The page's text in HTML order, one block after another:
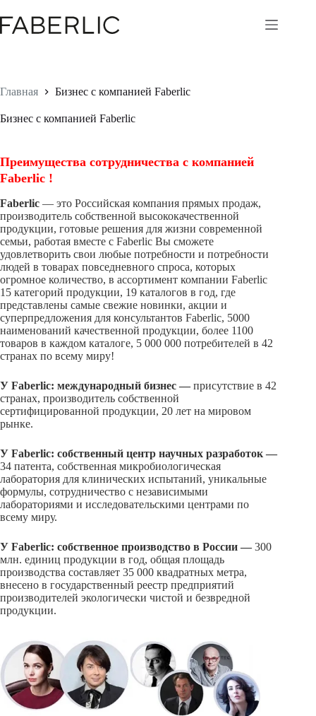
к
сути
Главная Бизнес с компанией Faberlic
Бизнес с компанией Faberlic
Преимущества сотрудничества с компанией
Faberlic !
Faberlic — это Российская компания прямых продаж,
производитель собственной высококачественной
продукции, готовые решения для жизни современной
семьи, работая вместе с Faberlic Вы сможете
удовлетворить свои любые потребности и потребности
людей в товарах повседневного спроса, которых
огромное количество, в ассортимент компании Faberlic
15 категорий продукции, 19 каталогов в год, где
представлены самые свежие новинки, акции и
суперпредложения для консультантов Faberlic, 5000
наименований качественной продукции, более 1100
товаров в каждом каталоге, 5 000 000 потребителей в 42
странах по всему миру!
У Faberlic: международный бизнес — присутствие в 42
странах, производитель собственной
сертифицированной продукции, 20 лет на мировом
рынке.
У Faberlic: собственный центр научных разработок —
34 патента, собственная микробиологическая
лаборатория для клинических испытаний, уникальные
формулы, сотрудничество с независимыми
лабораториями и исследовательскими центрами по
всему миру.
У Faberlic: собственное производство в России — 300
млн. единиц продукции в год, общая площадь
производства составляет 35 000 квадратных метра,
внесено в государственный реестр предприятий
производителей экологически чистой и безвредной
продукции.